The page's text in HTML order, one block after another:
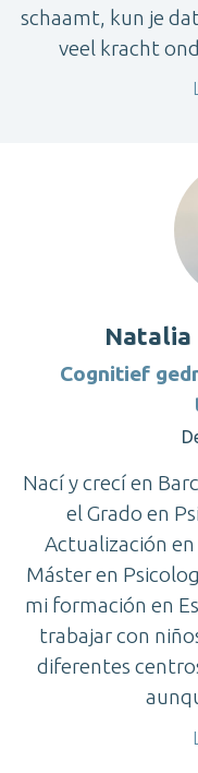
schaamt, kun je
veel kracht
Natalia
Cognitief
Nací y crecí en
el Grado en
Actualización
Máster en
mi formación en
trabajar con
diferentes